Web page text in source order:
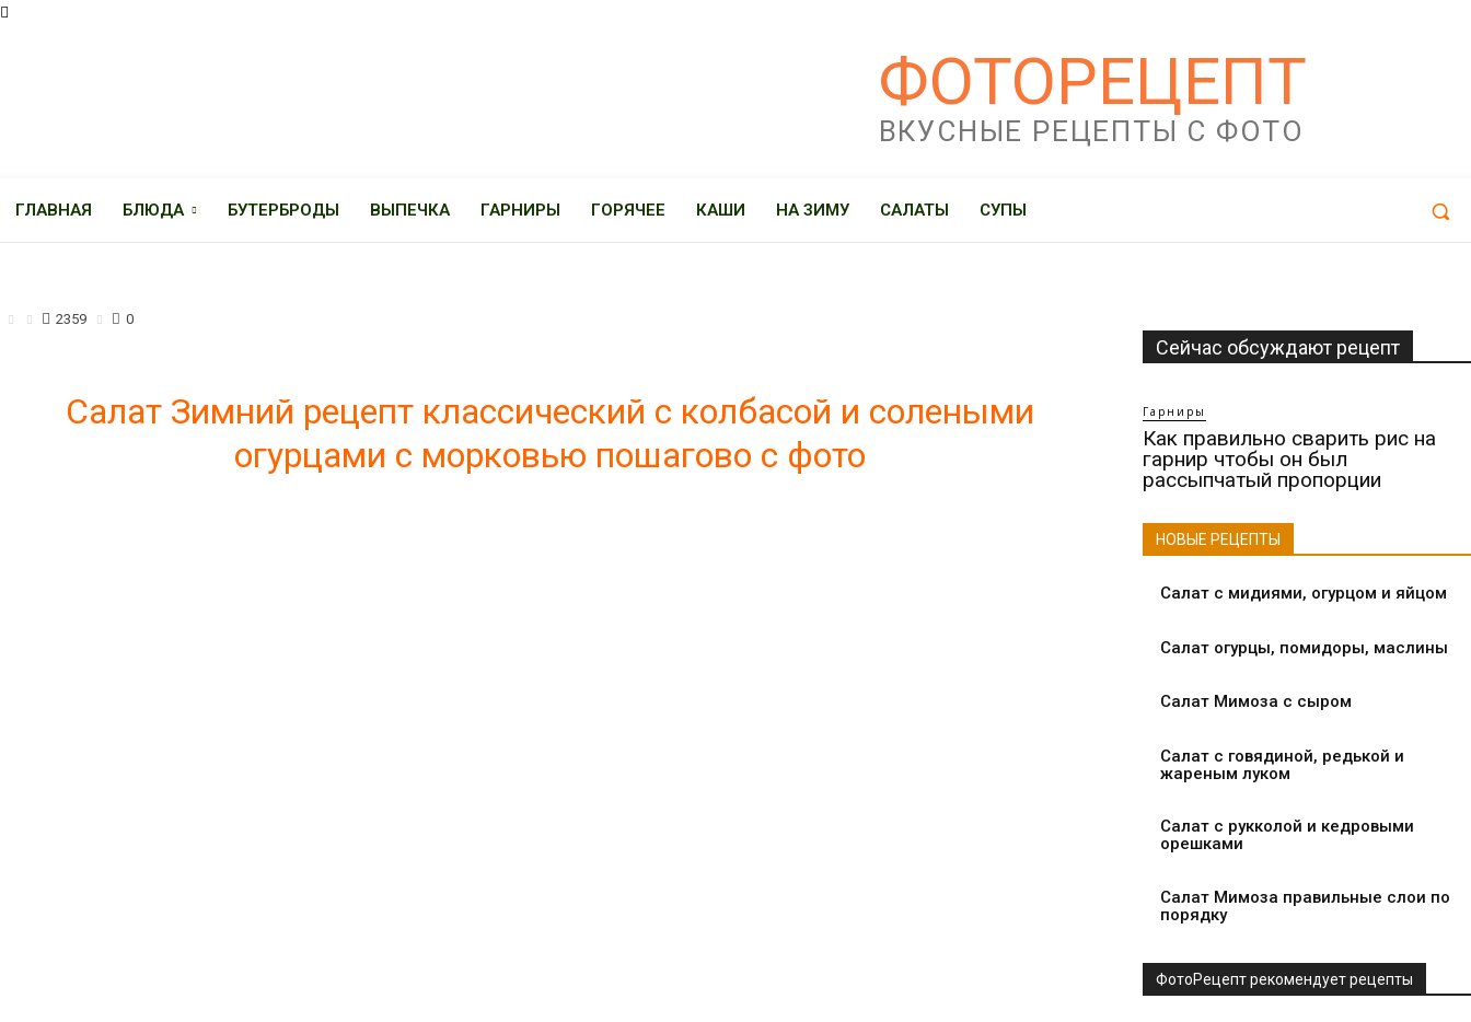
ФОТОРЕЦЕПТ
ВКУСНЫЕ РЕЦЕПТЫ С ФОТО
ГЛАВНАЯ БЛЮДА БУТЕРБРОДЫ ВЫПЕЧКА ГАРНИРЫ ГОРЯЧЕЕ КАШИ НА ЗИМУ САЛАТЫ СУПЫ
2359 0
Салат Зимний рецепт классический с колбасой и солеными
огурцами с морковью пошагово с фото
Сейчас обсуждают рецепт
Гарниры
Как правильно сварить рис на
гарнир чтобы он был
рассыпчатый пропорции
НОВЫЕ РЕЦЕПТЫ
Салат с мидиями, огурцом и яйцом
Салат огурцы, помидоры, маслины
Салат Мимоза с сыром
Салат с говядиной, редькой и
жареным луком
Салат с рукколой и кедровыми
орешками
Салат Мимоза правильные слои по
порядку
ФотоРецепт рекомендует рецепты